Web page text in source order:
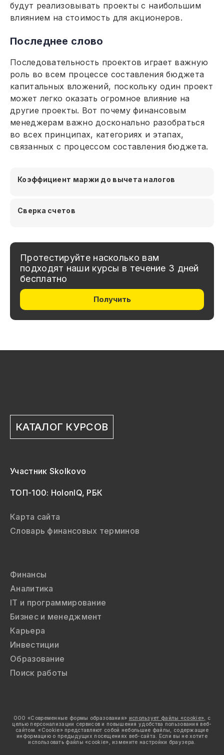
будут реализовывать проекты с наибольшим
влиянием на стоимость для акционеров.
Последнее слово
Последовательность проектов играет важную
роль во всем процессе составления бюджета
капитальных вложений, поскольку один проект
может легко оказать огромное влияние на
другие проекты. Вот почему финансовым
менеджерам важно досконально разобраться
во всех принципах, категориях и этапах,
связанных с процессом составления бюджета.
Коэффициент маржи до вычета налогов
Сверка счетов
Протестируйте насколько вам
подходят наши курсы в течение 3 дней
бесплатно
Получить
КАТАЛОГ КУРСОВ
Участник Skolkovo
ТОП-100: HolonIQ, РБК
Карта сайта
Словарь финансовых терминов
Финансы
Аналитика
IT и программирование
Бизнес и менеджмент
Карьера
Инвестиции
Образование
Поиск работы
ООО «Современные формы образования» использует файлы «cookie»,
с
целью персонализации сервисов и повышения удобства пользования веб-
сайтом. «Cookie» представляют собой небольшие файлы, содержащие
информацию о предыдущих посещениях веб-сайта. Если вы не хотите
использовать файлы «cookie», измените настройки браузера.